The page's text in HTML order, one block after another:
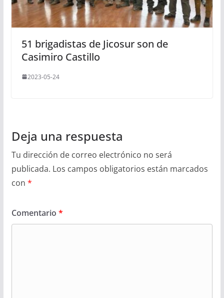
51 brigadistas de Jicosur son de
Casimiro Castillo
2023-05-24
Deja una respuesta
Tu dirección de correo electrónico no será
publicada. Los campos obligatorios están marcados
con *
Comentario *